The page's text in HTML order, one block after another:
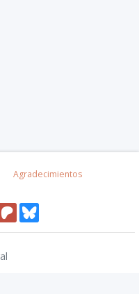
Agradecimientos